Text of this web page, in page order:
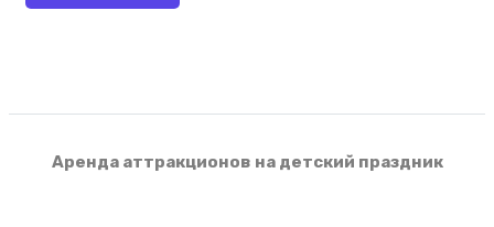
Аренда аттракционов на детский праздник